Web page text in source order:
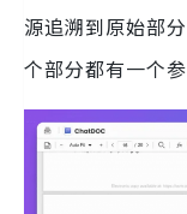
源追溯到原始部
个部分都有一个